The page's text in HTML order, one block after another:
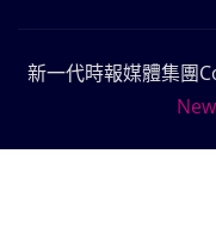
新一代時報媒體集團